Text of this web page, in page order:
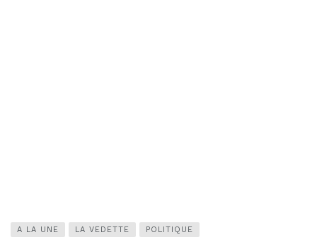
A LA UNE LA VEDETTE POLITIQUE